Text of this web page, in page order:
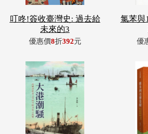
叮咚!簽收臺灣史: 過去給
未來的3
優惠價8折392元
氯苯與
優